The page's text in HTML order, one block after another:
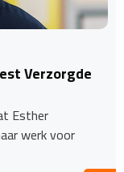
Verzorgde
Esther
werk voor